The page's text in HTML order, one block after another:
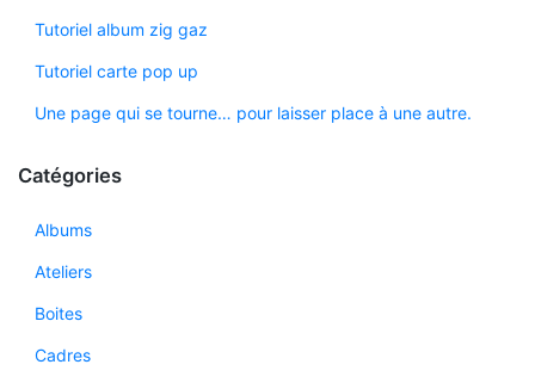
Tutoriel album zig gaz
Tutoriel carte pop up
Une page qui se tourne… pour laisser place à une autre.
Catégories
Albums
Ateliers
Boites
Cadres